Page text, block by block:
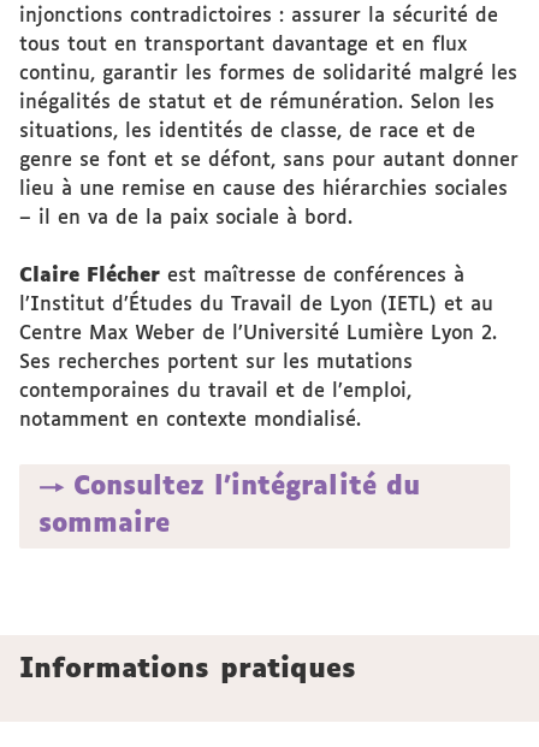
injonctions contradictoires : assurer la sécurité de
tous tout en transportant davantage et en flux
continu, garantir les formes de solidarité malgré les
inégalités de statut et de rémunération. Selon les
situations, les identités de classe, de race et de
genre se font et se défont, sans pour autant donner
lieu à une remise en cause des hiérarchies sociales
– il en va de la paix sociale à bord.
Claire Flécher est maîtresse de conférences à
l’Institut d’Études du Travail de Lyon (IETL) et au
Centre Max Weber de l’Université Lumière Lyon 2.
Ses recherches portent sur les mutations
contemporaines du travail et de l’emploi,
notamment en contexte mondialisé.
→ Consultez l'intégralité du
sommaire
Informations pratiques